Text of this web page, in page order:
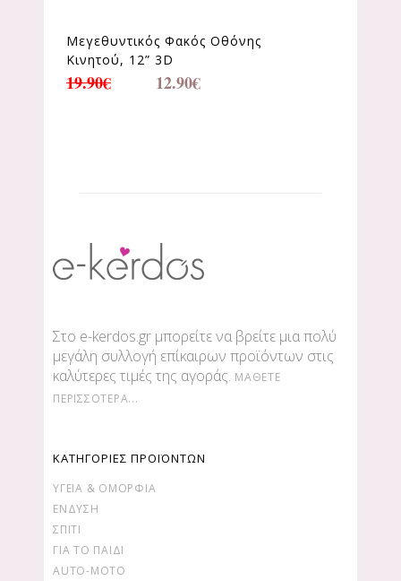
Μεγεθυντικός Φακός Οθόνης
Κινητού, 12” 3D
19.90€ 12.90€
Στο e-kerdos.gr μπορείτε να βρείτε μια πολύ
μεγάλη συλλογή επίκαιρων προϊόντων στις
καλύτερες τιμές της αγοράς. ΜΆΘΕΤΕ
ΠΕΡΙΣΣΌΤΕΡΑ...
ΚΑΤΗΓΟΡΙΕΣ ΠΡΟΪΟΝΤΩΝ
ΥΓΕΊΑ & ΟΜΟΡΦΙΆ
ΕΝΔΥΣΗ
ΣΠΙΤΙ
ΓΙΑ ΤΟ ΠΑΙΔΙ
AUTO-MOTO